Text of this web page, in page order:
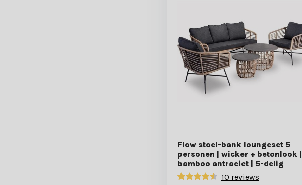
Flow stoel-bank loungeset 5
personen | wicker + betonlook |
bamboo antraciet | 5-delig
10 reviews